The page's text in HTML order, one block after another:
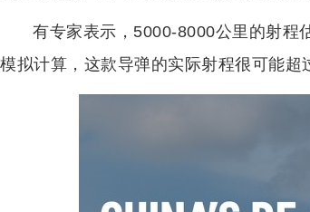
有专家表示，5000-8000公里的射程
模拟计算，这款导弹的实际射程很可能超